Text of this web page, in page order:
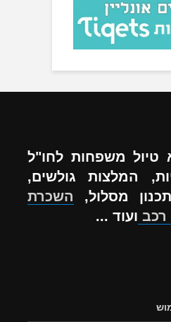
טיול משפחות לחו"ל
המלצות גולשים,
מסלול, השכרת
ועוד ...